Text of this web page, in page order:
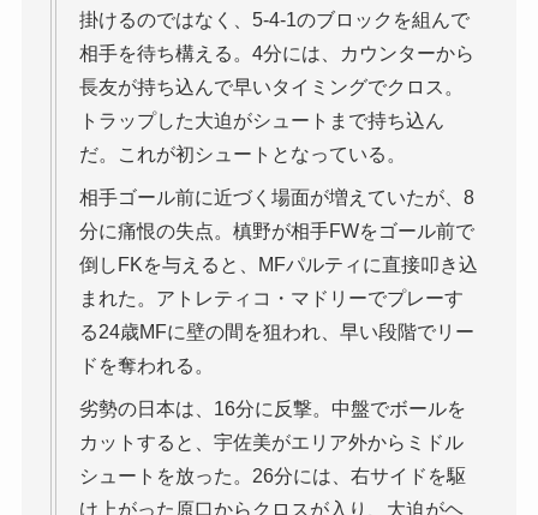
掛けるのではなく、5-4-1のブロックを組んで
相手を待ち構える。4分には、カウンターから
長友が持ち込んで早いタイミングでクロス。
トラップした大迫がシュートまで持ち込ん
だ。これが初シュートとなっている。
相手ゴール前に近づく場面が増えていたが、8
分に痛恨の失点。槙野が相手FWをゴール前で
倒しFKを与えると、MFパルティに直接叩き込
まれた。アトレティコ・マドリーでプレーす
る24歳MFに壁の間を狙われ、早い段階でリー
ドを奪われる。
劣勢の日本は、16分に反撃。中盤でボールを
カットすると、宇佐美がエリア外からミドル
シュートを放った。26分には、右サイドを駆
け上がった原口からクロスが入り、大迫がヘ